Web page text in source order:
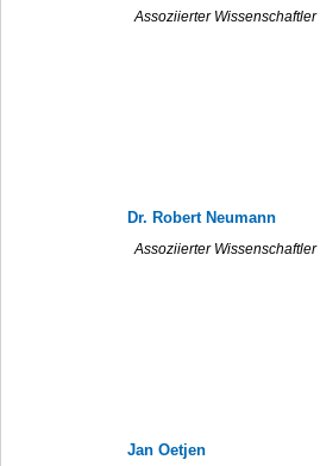
Assoziierter Wissenschaftler
Dr. Robert Neumann
Assoziierter Wissenschaftler
Jan Oetjen